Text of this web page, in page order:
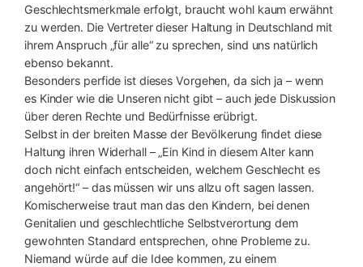
Geschlechtsmerkmale erfolgt, braucht wohl kaum erwähnt
zu werden. Die Vertreter dieser Haltung in Deutschland mit
ihrem Anspruch „für alle“ zu sprechen, sind uns natürlich
ebenso bekannt.
Besonders perfide ist dieses Vorgehen, da sich ja – wenn
es Kinder wie die Unseren nicht gibt – auch jede Diskussion
über deren Rechte und Bedürfnisse erübrigt.
Selbst in der breiten Masse der Bevölkerung findet diese
Haltung ihren Widerhall – „Ein Kind in diesem Alter kann
doch nicht einfach entscheiden, welchem Geschlecht es
angehört!“ – das müssen wir uns allzu oft sagen lassen.
Komischerweise traut man das den Kindern, bei denen
Genitalien und geschlechtliche Selbstverortung dem
gewohnten Standard entsprechen, ohne Probleme zu.
Niemand würde auf die Idee kommen, zu einem